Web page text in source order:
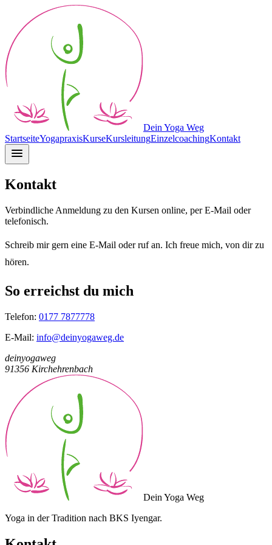
Dein Yoga Weg
StartseiteYogapraxisKurseKursleitungEinzelcoachingKontakt
Kontakt
Verbindliche Anmeldung zu den Kursen online, per E-Mail oder
telefonisch.
Schreib mir gern eine E-Mail oder ruf an. Ich freue mich, von dir zu
hören.
So erreichst du mich
Telefon: 0177 7877778
E-Mail: info@deinyogaweg.de
deinyogaweg
91356 Kirchehrenbach
Dein Yoga Weg
Yoga in der Tradition nach BKS Iyengar.